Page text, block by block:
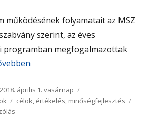
működésének folyamatait az MSZ
szerint, az éves
programban megfogalmazottak
program 2018”
Közzétéve
2018. április 1. vasárnap
Címke
célok, értékelés, minőségfejlesztés